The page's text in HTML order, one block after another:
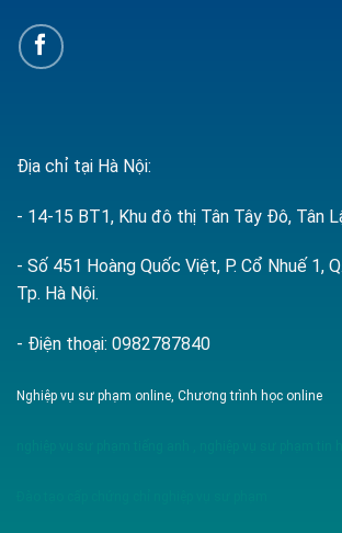
Địa chỉ tại Hà Nội:
- 14-15 BT1, Khu đô thị Tân Tây Đô, Tân
- Số 451 Hoàng Quốc Việt, P. Cổ Nhuế 1,
Tp. Hà Nội.
- Điện thoại: 0982787840
Nghiệp vụ sư phạm online, Chương trình học online